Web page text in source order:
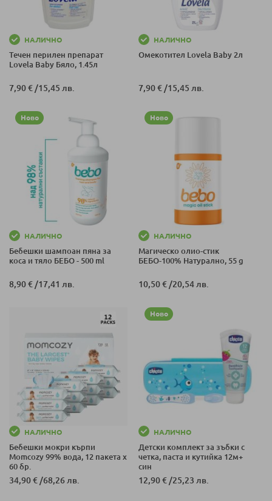
НАЛИЧНО
Течен перилен препарат
Lovela Baby Бяло, 1.45л
7,90 €/15,45 лв.
НАЛИЧНО
Омекотител Lovela Baby 2л
7,90 €/15,45 лв.
Ново
НАЛИЧНО
Бебешки шампоан пяна за
коса и тяло БЕБО - 500 ml
8,90 € /17,41 лв.
Ново
НАЛИЧНО
Магическо олио-стик
БЕБО-100% Натурално, 55 g
10,50 € /20,54 лв.
НАЛИЧНО
Бебешки мокри кърпи
Momcozy 99% вода, 12 пакета х
60 бр.
34,90 € /68,26 лв.
Ново
НАЛИЧНО
Детски комплект за зъбки с
четка, паста и кутийка 12м+
син
12,90 € /25,23 лв.